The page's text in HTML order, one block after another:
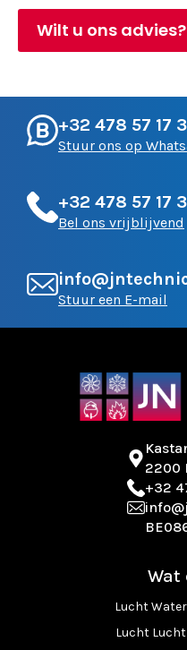
Wilt u ons
+32 478 57 17
Stuur ons op
+32 478 57 17
Bel ons vrijblijvend
Stuur een E-mail
2200
+32
Wat
Lucht
Lucht